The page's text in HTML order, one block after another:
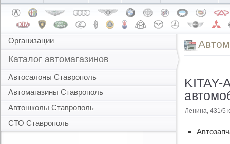
Организации
Каталог автомагазинов
Автосалоны Ставрополь
Автомагазины Ставрополь
Автошколы Ставрополь
СТО Ставрополь
KITAY-
Ленина, 431/5